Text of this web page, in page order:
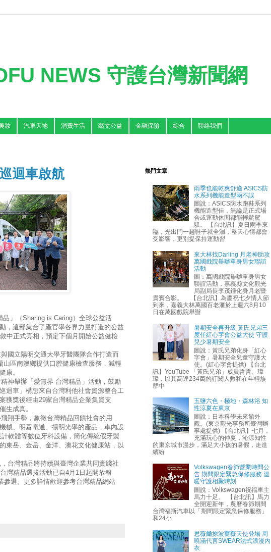
NEWS 守護台灣新聞網
妝 汽車天地 消費生活 藝文公益 金融保險 綜合 聯絡我們
迴車啟航
」（Sharing is Caring）全球公益活
，這部集合了產官學各界力量打造的公益
中正式亮相，預定下個月開始公益健檢
國立陽明交通大學牙醫團隊合作打造而
區南澳鄉提供口腔健康檢查服務，減輕
康。
神舉辦「愛無界 台灣精品」活動，鼓勵
迴車」構想來自台灣利他社會資源整合工
獲獎後經由29家台灣精品企業集資支
生成真。
翔手勢，象徵台灣精品回饋社會的用
械、明碁電通、揚明光學的產品，車內設
軟體等數位牙科設備，簡化傳統假牙製
東岳、金岳、金洋、澳花文化健康站，以
台灣精品將持續與臺灣企業共同實踐社
灣精品選拔活動已自4月1日起開放報
參選。更多詳情歡迎參考台灣精品網站
熱門文章
雨季也能乾爽舒適 ASICS防
水系列機能造型兩不誤
圖說：ASICS防水跑鞋系列
機能造型佳，無論是正式場
合或運動休閒都能輕鬆駕
馭。 【台北訊】夏日雨季來
臨，光出門一趟鞋子就全濕，整天心情都會
受影響，更別提保持運動習
來大林找Darling 月老神助攻
萬國戲院舉辦單身男女聯誼
活動
圖：萬國戲院舉辦單身男女
聯誼活動，嘉義縣文化觀光
局副局長李茂鍾化身月老暨
貴賓合影。 【台北訊】為慶祝七夕情人節
到來，嘉義大林萬國百老滙於上週六8月10
日在萬國戲院舉辦
暑期安全再升級 黃氏兄弟三
度任紅心字會公益大使 守護
兒少暑期安全
圖說：黃氏兄弟化身「紅心
字會」暑期安全兒童守護大
使。(紅心字會提供) 【台北
訊】YouTube 「黃氏兄弟」成員哲哲、瑋
瑋，以其高達234萬的訂閱人數和在年輕族
群中
五鹽六色・極地・森林浴 知
性涼夏在東京
圖說：日本科學未來館外
觀。(東京觀光事務所臺灣辦
事處提供) 【台北訊】七月，
充滿玩心的仲夏，沁涼知性
的東京城市漫步，滿足大小孩的暑假，走進
繽紛
Volkswagen春節營業時間公
告 期間限定緊急保修服務 溫
暖守護相聚時刻
圖說：Volkswagen祝福車主
馬力十足。 【台北訊】馬力
全開迎新年，農曆春節期間
台灣福斯汽車以「期間限定緊急保修服務」
和24小
思薇爾撩波薔薇天使登場 周
曉涵代言SWEAR法式浪漫內
衣